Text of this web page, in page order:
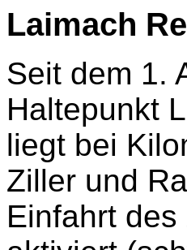
Laimach
Seit dem 1.
Haltepunkt
liegt bei
Ziller und
Einfahrt